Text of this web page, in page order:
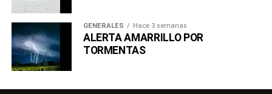
GENERALES Hace 3 semanas
ALERTA AMARRILLO POR
TORMENTAS